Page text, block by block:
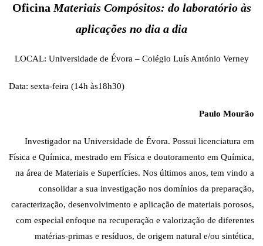
Oficina Materiais Compósitos: do laboratório às
aplicações no dia a dia
LOCAL: Universidade de Évora – Colégio Luís António Verney
Data: sexta-feira (14h às18h30)
Paulo Mourão
Investigador na Universidade de Évora. Possui licenciatura em
Física e Química, mestrado em Física e doutoramento em Química,
na área de Materiais e Superfícies. Nos últimos anos, tem vindo a
consolidar a sua investigação nos domínios da preparação,
caracterização, desenvolvimento e aplicação de materiais porosos,
com especial enfoque na recuperação e valorização de diferentes
matérias-primas e resíduos, de origem natural e/ou sintética,